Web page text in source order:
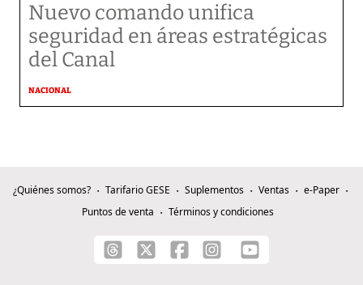
Nuevo comando unifica
seguridad en áreas estratégicas
del Canal
NACIONAL
¿Quiénes somos? Tarifario GESE Suplementos Ventas
e-Paper
Puntos de venta
Términos y condiciones